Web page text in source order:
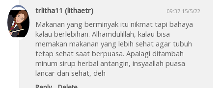
trlitha11 (lithaetr) 09:37 15/5/22
Makanan yang berminyak itu nikmat tapi bahaya
kalau berlebihan. Alhamdulillah, kalau bisa
memakan makanan yang lebih sehat agar tubuh
tetap sehat saat berpuasa. Apalagi ditambah
minum sirup herbal antangin, insyaallah puasa
lancar dan sehat, deh